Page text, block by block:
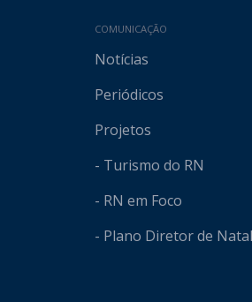
siteCOMUNICAÇÃO
Notícias
Periódicos
Projetos
- Turismo do RN
- RN em Foco
- Plano Diretor de Natal